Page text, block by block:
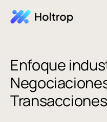
Enfoque